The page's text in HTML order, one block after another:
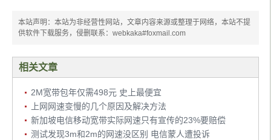
本站声明：本站为非经营性网站，文章内容来源或整理于网络，本站不提
供软件下载服务，侵删联系：webkaka#foxmail.com
相关文章
2M宽带包年仅需498元 史上最便宜
上网网速变慢的几个原因及解决方法
新加坡电信移动宽带实际网速只有宣传的23%要赔偿
测试发现3m和2m的网速没区别 电信蒙人遭投诉